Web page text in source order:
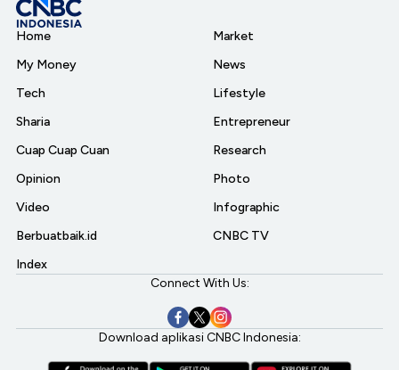
Home
My Money
Tech
Sharia
Cuap Cuap Cuan
Opinion
Video
Berbuatbaik.id
Index
Market
News
Lifestyle
Entrepreneur
Research
Photo
Infographic
CNBC TV
Connect With Us:
Download aplikasi CNBC Indonesia: